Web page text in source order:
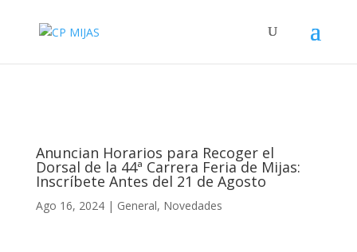
Anuncian Horarios para Recoger el
Dorsal de la 44ª Carrera Feria de Mijas:
Inscríbete Antes del 21 de Agosto
Ago 16, 2024| General, Novedades